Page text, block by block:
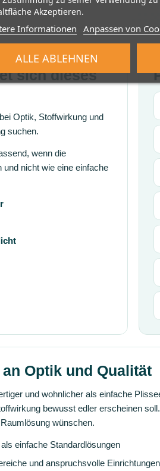
sich dieses
Optik, Stoffwirkung und
suchen.
wenn die
nicht wie eine einfache
Optik und Qualität
und wohnlicher als einfache
bewusst edler erscheinen
wünschen.
einfache Standardlösungen
und anspruchsvolle Einrichtungen
Akzeptieren.
Informationen Anpassen von
ALLE ABLEHNEN